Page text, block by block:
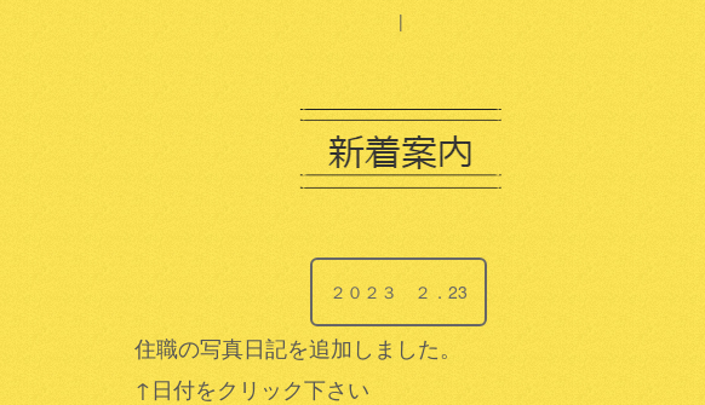
|
２０２３ ２．23
住職の写真日記を追加しました。
↑日付をクリック下さい